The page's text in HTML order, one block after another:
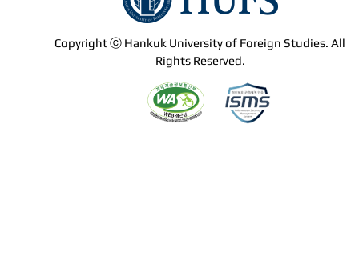
Copyright ⓒ Hankuk University of Foreign Studies. All
Rights Reserved.